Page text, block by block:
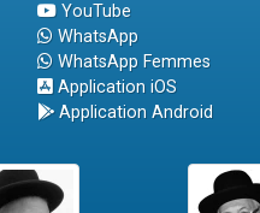
YouTube
WhatsApp
WhatsApp Femmes
Application iOS
Application Android